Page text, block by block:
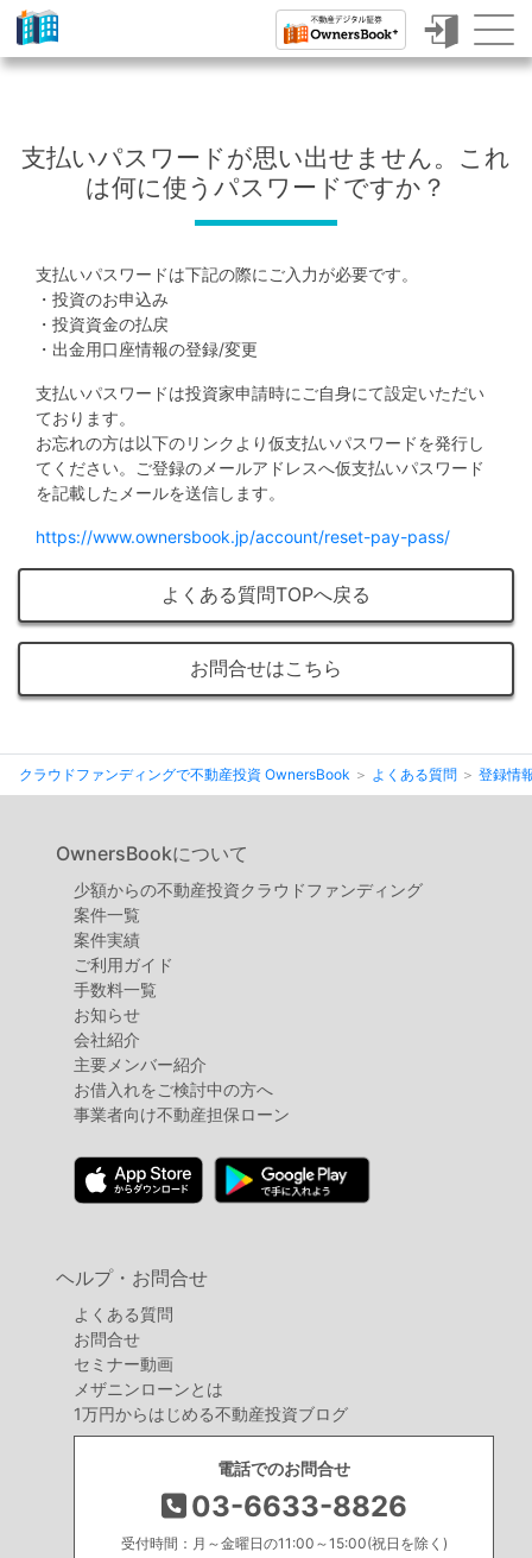
ク
ウ
ド
ァ
ン
デ
ィ
ン
グ
で
不
動
産
投
資
支払いパスワードが思い出せません。これ
は何に使うパスワードですか？
支払いパスワードは下記の際にご入力が必要です。
・投資のお申込み
・投資資金の払戻
・出金用口座情報の登録/変更
支払いパスワードは投資家申請時にご自身にて設定いただい
ております。
お忘れの方は以下のリンクより仮支払いパスワードを発行し
てください。ご登録のメールアドレスへ仮支払いパスワード
を記載したメールを送信します。
https://www.ownersbook.jp/account/reset-pay-pass/
よくある質問TOPへ戻る
お問合せはこちら
クラウドファンディングで不動産投資 OwnersBook よくある質問 登録情
OwnersBookについて
少額からの不動産投資クラウドファンディング
案件⼀覧
案件実績
ご利用ガイド
手数料一覧
お知らせ
会社紹介
主要メンバー紹介
お借入れをご検討中の方へ
事業者向け不動産担保ローン
ヘルプ・お問合せ
よくある質問
お問合せ
セミナー動画
メザニンローンとは
1万円からはじめる不動産投資ブログ
電話でのお問合せ
03-6633-8826
受付時間：月～金曜日の11:00～15:00(祝日を除く)